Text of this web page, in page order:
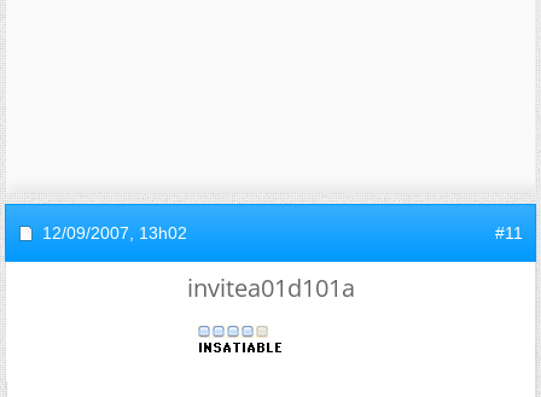
12/09/2007, 13h02 #11
invitea01d101a